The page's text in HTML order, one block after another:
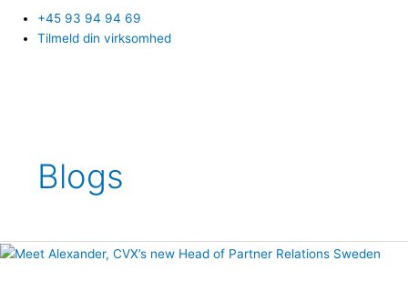
+45 93 94 94 69
Tilmeld din virksomhed
Blogs
Meet